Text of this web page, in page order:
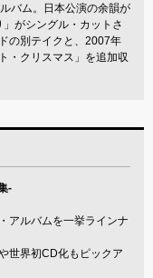
バム。日本公演の余韻が
がシングル・カットさ
の別テイクと、2007年
・クリスマス」を追加収
-
アルバムを一挙ラインナ
世界初CD化もピックア